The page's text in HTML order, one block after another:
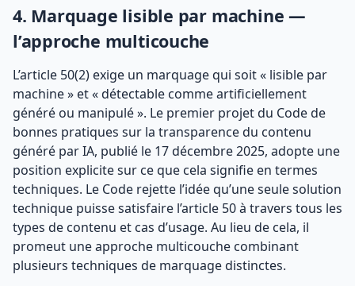
4. Marquage lisible par machine —
l’approche multicouche
L’article 50(2) exige un marquage qui soit « lisible par
machine » et « détectable comme artificiellement
généré ou manipulé ». Le premier projet du Code de
bonnes pratiques sur la transparence du contenu
généré par IA, publié le 17 décembre 2025, adopte une
position explicite sur ce que cela signifie en termes
techniques. Le Code rejette l’idée qu’une seule solution
technique puisse satisfaire l’article 50 à travers tous les
types de contenu et cas d’usage. Au lieu de cela, il
promeut une approche multicouche combinant
plusieurs techniques de marquage distinctes.